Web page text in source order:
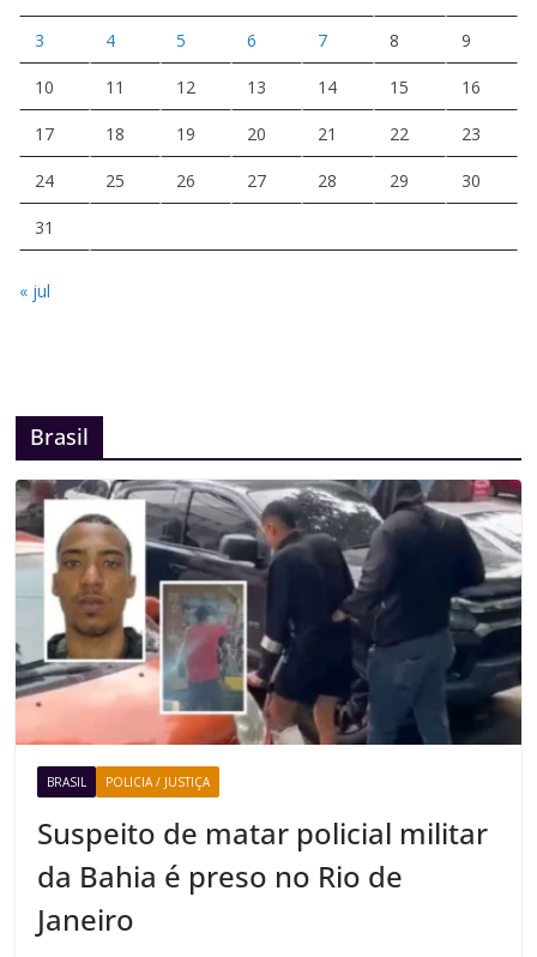
3 4 5 6 7 8 9
10 11 12 13 14 15 16
17 18 19 20 21 22 23
24 25 26 27 28 29 30
31
« jul
Brasil
BRASIL POLICIA / JUSTIÇA
Suspeito de matar policial militar
da Bahia é preso no Rio de
Janeiro